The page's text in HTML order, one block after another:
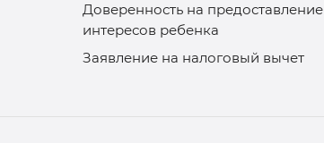
Доверенность на предоставление
интересов ребенка
Заявление на налоговый вычет